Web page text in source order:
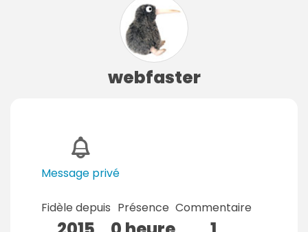
webfaster
Message privé
Fidèle depuis Présence Commentaire